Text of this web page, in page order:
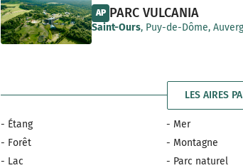
AP PARC VULCANIA
Saint-Ours, Puy-de-Dôme,
LES AIRES
- Étang
- Forêt
- Lac
- Mer
- Montagne
- Parc naturel